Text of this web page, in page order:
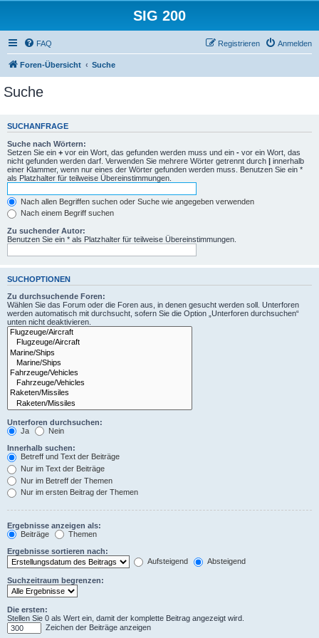
SIG 200
FAQ Anmelden
Registrieren
Foren-Übersicht Suche
Suche
SUCHANFRAGE
Suche nach Wörtern:
Setzen Sie ein + vor ein Wort, das gefunden werden muss und ein - vor ein Wort, das
nicht gefunden werden darf. Verwenden Sie mehrere Wörter getrennt durch | innerhalb
einer Klammer, wenn nur eines der Wörter gefunden werden muss. Benutzen Sie ein *
als Platzhalter für teilweise Übereinstimmungen.
Nach allen Begriffen suchen oder Suche wie angegeben verwenden
Nach einem Begriff suchen
Zu suchender Autor:
Benutzen Sie ein * als Platzhalter für teilweise Übereinstimmungen.
SUCHOPTIONEN
Zu durchsuchende Foren:
Wählen Sie das Forum oder die Foren aus, in denen gesucht werden soll. Unterforen
werden automatisch mit durchsucht, sofern Sie die Option „Unterforen durchsuchen“
unten nicht deaktivieren.
Unterforen durchsuchen:
Ja
Nein
Innerhalb suchen:
Betreff und Text der Beiträge
Nur im Text der Beiträge
Nur im Betreff der Themen
Nur im ersten Beitrag der Themen
Ergebnisse anzeigen als:
Beiträge
Themen
Ergebnisse sortieren nach:
Aufsteigend
Absteigend
Suchzeitraum begrenzen:
Die ersten:
Stellen Sie 0 als Wert ein, damit der komplette Beitrag angezeigt wird.
Zeichen der Beiträge anzeigen